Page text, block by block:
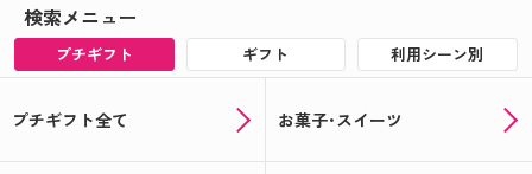
検索メニュー
プチギフト ギフト 利用シーン別
プチギフト全て お菓子･スイーツ